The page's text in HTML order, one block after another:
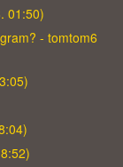
01:50)
- tomtom6